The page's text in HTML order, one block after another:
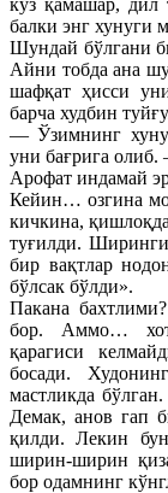
кўз қамашар, дил
балки энг хунуги
Шундай бўлгани
Айни тобда ана
шафқат ҳисси
барча худбин
— Ўзимнинг
уни бағрига
Арофат индамай
Кейин… озгина
кичкина,
туғилди.
бир вақтлар
бўлсак бўлди».
Пакана
бор. Аммо…
қарагиси
босади.
мастликда
Демак, анов гап
қилди. Лекин
ширин-ширин
бор одамнинг